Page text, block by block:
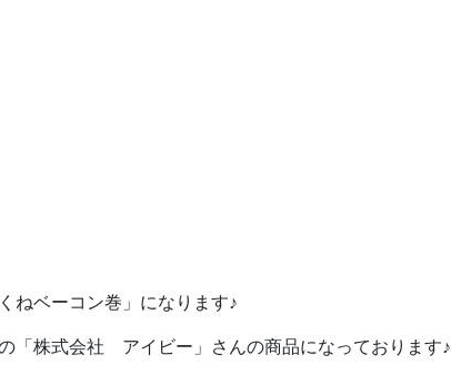
ねベーコン巻」になります♪
「株式会社 アイビー」さんの商品になっております♪